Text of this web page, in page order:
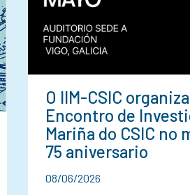
O IIM-CSIC
Encontro de
Mariña do CSIC no
75 aniversario
08/06/2026